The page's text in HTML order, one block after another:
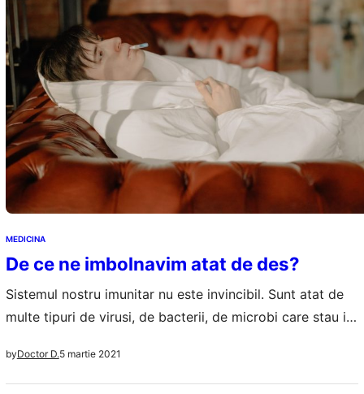
MEDICINA
De ce ne imbolnavim atat de des?
Sistemul nostru imunitar nu este invincibil. Sunt atat de
multe tipuri de virusi, de bacterii, de microbi care stau in
putem feri de diverse afectiuni mereu. Pe masura ce au
trecut anii am ajuns sa ne imbolnavim tot mai des. Cauze
byDoctor D.5 martie 2021